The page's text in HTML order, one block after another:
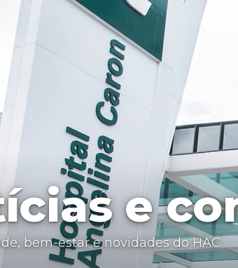
e
bem-estar e novidades do HAC